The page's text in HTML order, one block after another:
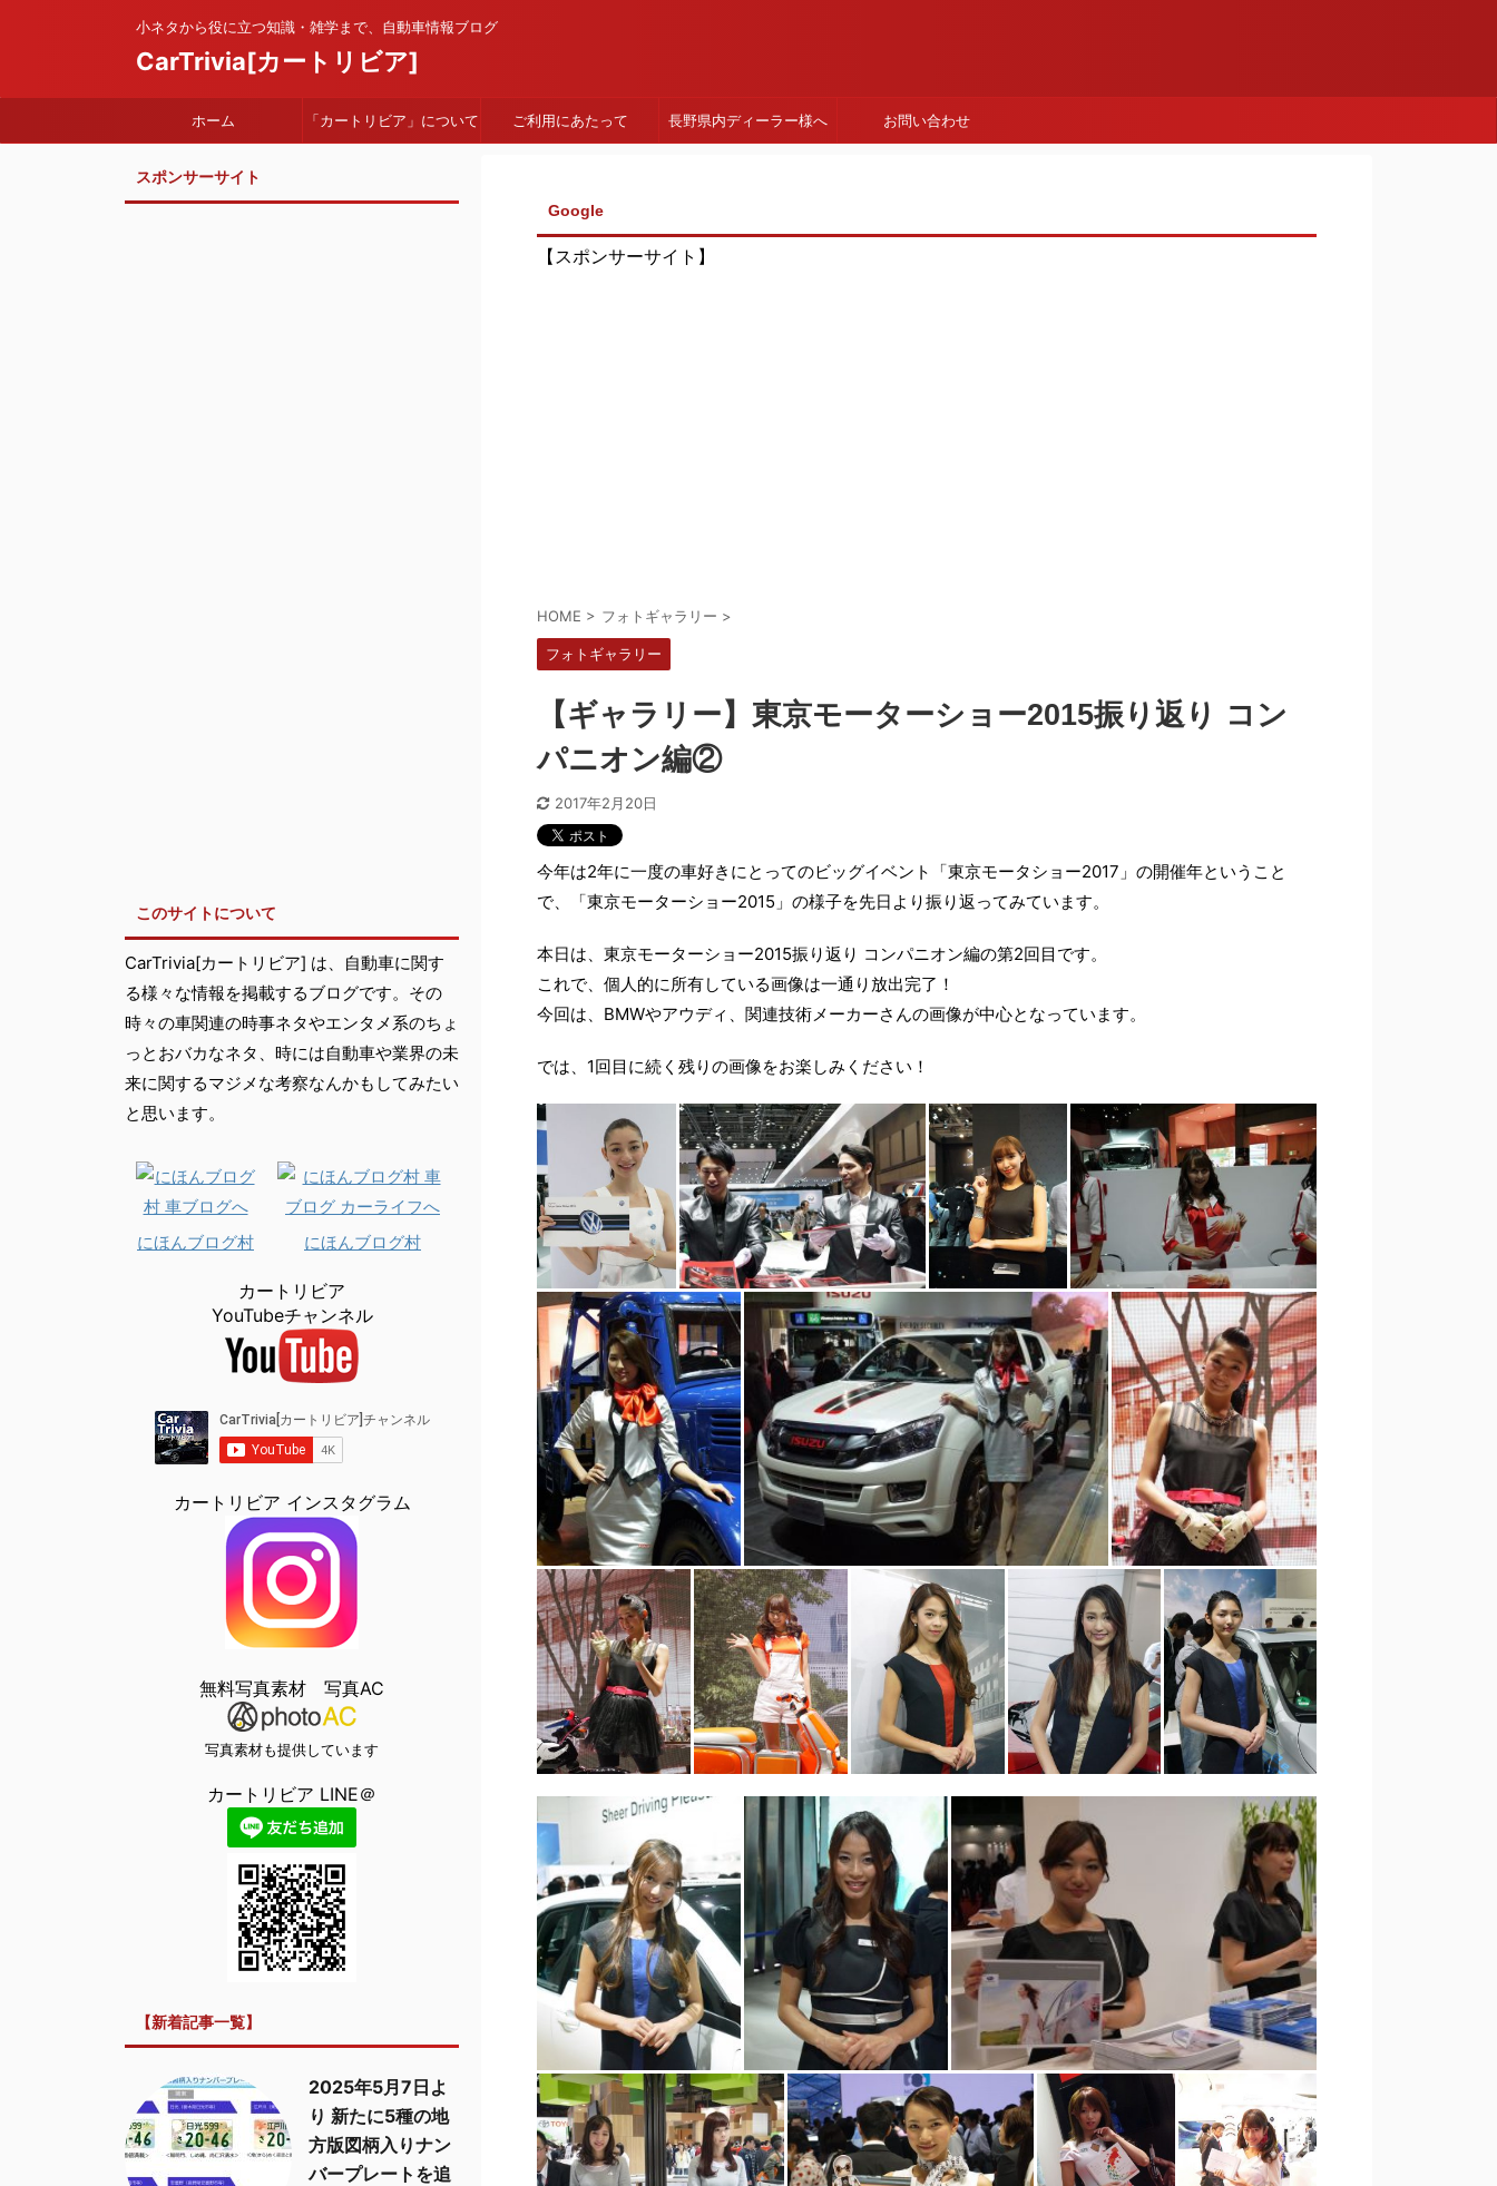
小ネタから役に立つ知識・雑学まで、自動車情報ブログ
CarTrivia[カートリビア]
ホーム 「カートリビア」について ご利用にあたって 長野県内ディーラー様へ お問い合わせ
Google
【スポンサーサイト】
HOME > フォトギャラリー >
フォトギャラリー
【ギャラリー】東京モーターショー2015振り返り コン
パニオン編②
2017年2月20日
今年は2年に一度の車好きにとってのビッグイベント「東京モータショー2017」の開催年ということ
で、「東京モーターショー2015」の様子を先日より振り返ってみています。
本日は、東京モーターショー2015振り返り コンパニオン編の第2回目です。
これで、個人的に所有している画像は一通り放出完了！
今回は、BMWやアウディ、関連技術メーカーさんの画像が中心となっています。
では、1回目に続く残りの画像をお楽しみください！
スポンサーサイト
このサイトについて
CarTrivia[カートリビア] は、自動車に関す
る様々な情報を掲載するブログです。その
時々の車関連の時事ネタやエンタメ系のちょ
っとおバカなネタ、時には自動車や業界の未
来に関するマジメな考察なんかもしてみたい
と思います。
にほんブログ村 にほんブログ村
カートリビア
YouTubeチャンネル
カートリビア インスタグラム
無料写真素材 写真AC
写真素材も提供しています
カートリビア LINE＠
【新着記事一覧】
2025年5月7日よ
り 新たに5種の地
方版図柄入りナン
バープレートを追